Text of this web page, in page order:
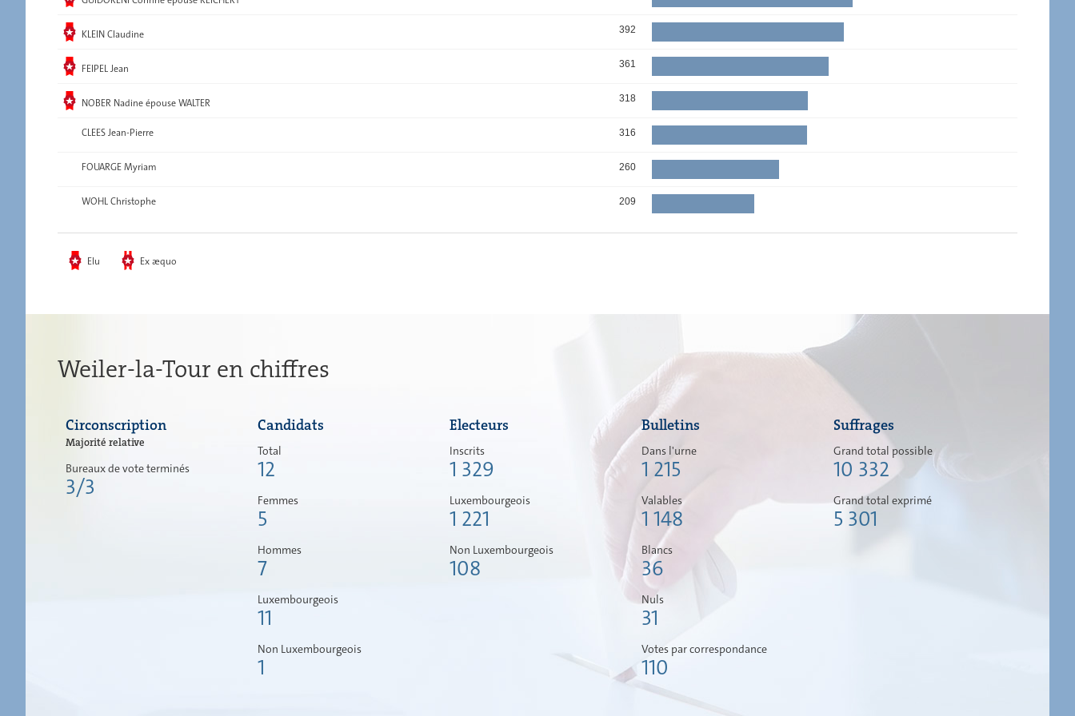
Elu
KLEIN Claudine 392
Elu
FEIPEL Jean 361
Elu
NOBER Nadine épouse WALTER 318
CLEES Jean-Pierre 316
FOUARGE Myriam 260
WOHL Christophe 209
Elu Ex æquo
Weiler-la-Tour en chiffres
Circonscription
Majorité relative
Bureaux de vote terminés
3/3
Candidats
Total
12
Femmes
5
Hommes
7
Luxembourgeois
11
Non Luxembourgeois
1
Electeurs
Inscrits
1 329
Luxembourgeois
1 221
Non Luxembourgeois
108
Bulletins
Dans l'urne
1 215
Valables
1 148
Blancs
36
Nuls
31
Votes par correspondance
110
Suffrages
Grand total possible
10 332
Grand total exprimé
5 301